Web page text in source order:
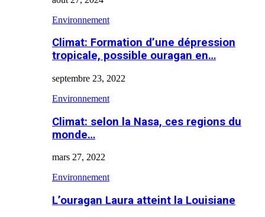
Environnement
Climat: Formation d’une dépression
tropicale, possible ouragan en…
septembre 23, 2022
Environnement
Climat: selon la Nasa, ces regions du
monde…
mars 27, 2022
Environnement
L’ouragan Laura atteint la Louisiane